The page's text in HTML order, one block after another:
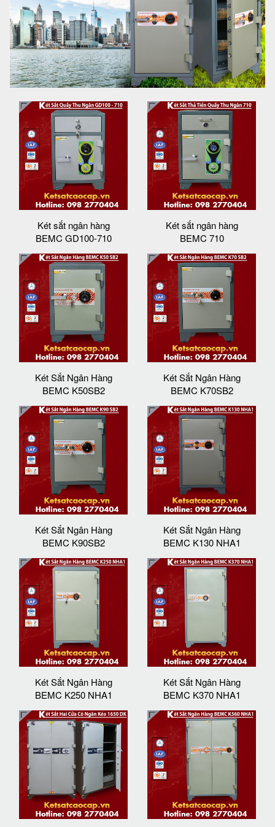
Két sắt ngân hàng
BEMC GD100-710
Két sắt ngân hàng
BEMC 710
Két Sắt Ngân Hàng
BEMC K50SB2
Két Sắt Ngân Hàng
BEMC K70SB2
Két Sắt Ngân Hàng
BEMC K90SB2
Két Sắt Ngân Hàng
BEMC K130 NHA1
Két Sắt Ngân Hàng
BEMC K250 NHA1
Két Sắt Ngân Hàng
BEMC K370 NHA1